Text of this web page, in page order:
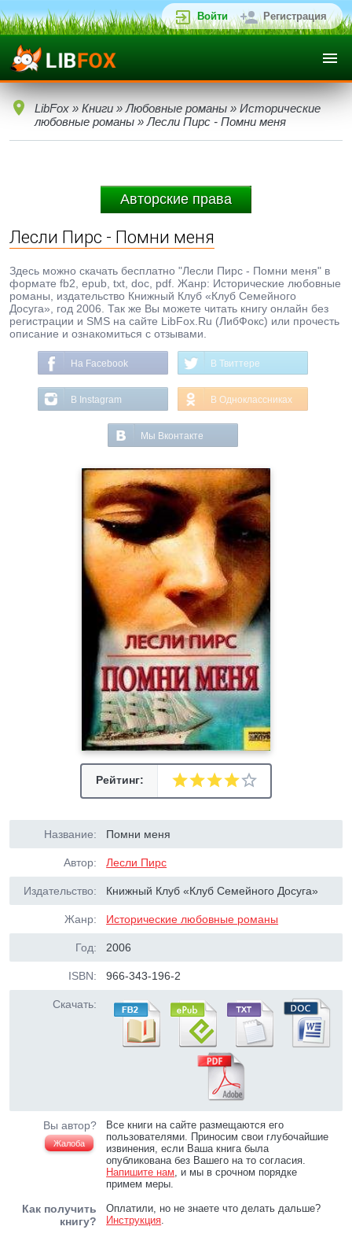
Войти Регистрация
LibFox » Книги » Любовные романы » Исторические
любовные романы » Лесли Пирс - Помни меня
Авторские права
Лесли Пирс - Помни меня
Здесь можно скачать бесплатно "Лесли Пирс - Помни меня" в
формате fb2, epub, txt, doc, pdf. Жанр: Исторические любовные
романы, издательство Книжный Клуб «Клуб Семейного
Досуга», год 2006. Так же Вы можете читать книгу онлайн без
регистрации и SMS на сайте LibFox.Ru (ЛибФокс) или прочесть
описание и ознакомиться с отзывами.
На Facebook В Твиттере
В Instagram В Одноклассниках
Мы Вконтакте
Рейтинг:
Название: Помни меня
Автор: Лесли Пирс
Издательство: Книжный Клуб «Клуб Семейного Досуга»
Жанр: Исторические любовные романы
Год: 2006
ISBN: 966-343-196-2
Скачать:
Вы автор?
Жалоба
Все книги на сайте размещаются его
пользователями. Приносим свои глубочайшие
извинения, если Ваша книга была
опубликована без Вашего на то согласия.
Напишите нам, и мы в срочном порядке
примем меры.
Как получить
книгу?
Оплатили, но не знаете что делать дальше?
Инструкция.